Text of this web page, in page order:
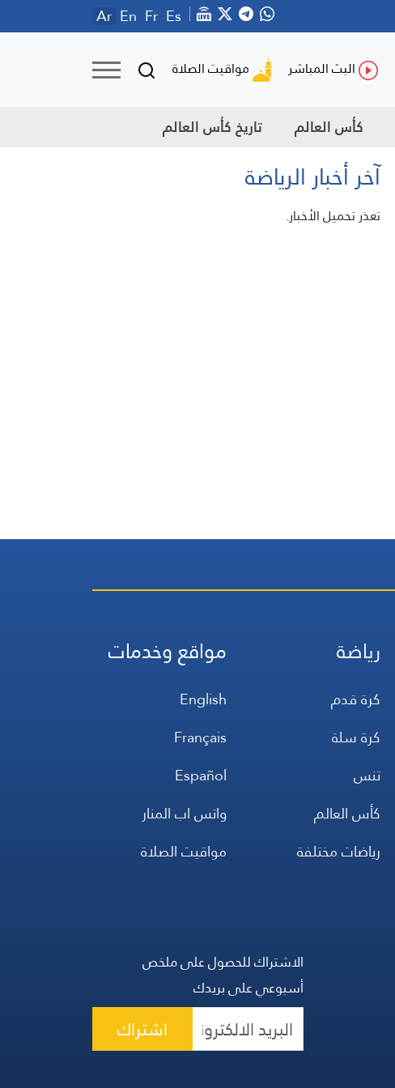
Ar En Fr Es
البث المباشر مواقيت الصلاة
كأس العالم تاريخ كأس العالم
آخر أخبار الرياضة
تعذر تحميل الأخبار.
رياضة
كرة قدم
كرة سلة
تنس
كأس العالم
رياضات مختلفة
مواقع وخدمات
English
Français
Español
واتس اب المنار
مواقيت الصلاة
الاشتراك للحصول على ملخص
أسبوعي على بريدك
اشتراك